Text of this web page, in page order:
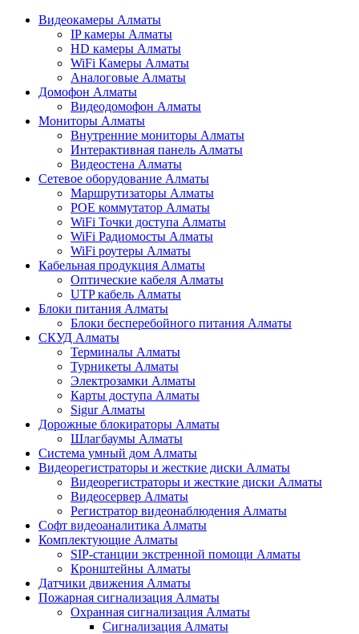
Видеокамеры Алматы
IP камеры Алматы
HD камеры Алматы
WiFi Камеры Алматы
Аналоговые Алматы
Домофон Алматы
Видеодомофон Алматы
Мониторы Алматы
Внутренние мониторы Алматы
Интерактивная панель Алматы
Видеостена Алматы
Сетевое оборудование Алматы
Маршрутизаторы Алматы
POE коммутатор Алматы
WiFi Точки доступа Алматы
WiFi Радиомосты Алматы
WiFi роутеры Алматы
Кабельная продукция Алматы
Оптические кабеля Алматы
UTP кабель Алматы
Блоки питания Алматы
Блоки бесперебойного питания Алматы
СКУД Алматы
Терминалы Алматы
Турникеты Алматы
Электрозамки Алматы
Карты доступа Алматы
Sigur Алматы
Дорожные блокираторы Алматы
Шлагбаумы Алматы
Система умный дом Алматы
Видеорегистраторы и жесткие диски Алматы
Видеорегистраторы и жесткие диски Алматы
Видеосервер Алматы
Регистратор видеонаблюдения Алматы
Софт видеоаналитика Алматы
Комплектующие Алматы
SIP-станции экстренной помощи Алматы
Кронштейны Алматы
Датчики движения Алматы
Пожарная сигнализация Алматы
Охранная сигнализация Алматы
Сигнализация Алматы